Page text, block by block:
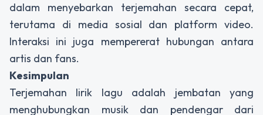
dalam menyebarkan terjemahan secara cepat,
terutama di media sosial dan platform video.
Interaksi ini juga mempererat hubungan antara
artis dan fans.
Kesimpulan
Terjemahan lirik lagu adalah jembatan yang
menghubungkan musik dan pendengar dari